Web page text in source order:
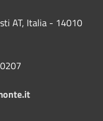
AT, Italia - 14010